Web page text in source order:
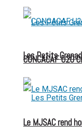
CONCACAF
Les Petits
Le MJSAC rend